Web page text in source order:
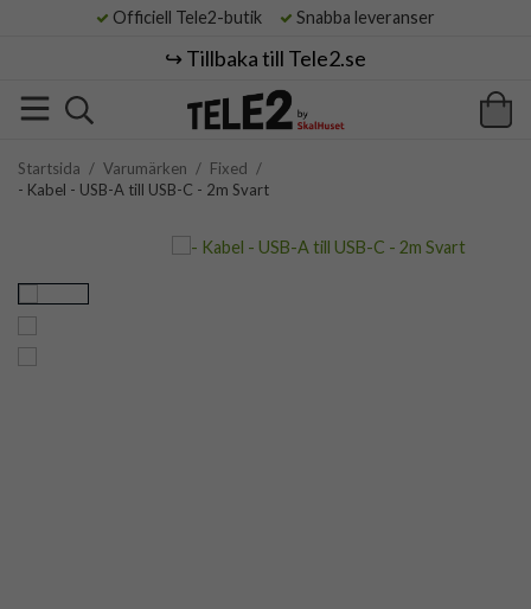
Officiell Tele2-butik Snabba leveranser
↪️ Tillbaka till Tele2.se
Startsida / Varumärken / Fixed /
- Kabel - USB-A till USB-C - 2m Svart